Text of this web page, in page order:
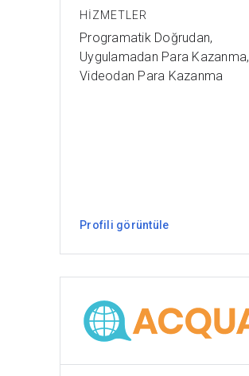
HIZMETLER
Programatik Doğrudan,
Uygulamadan Para Kazanma,
Videodan Para Kazanma
Profili görüntüle